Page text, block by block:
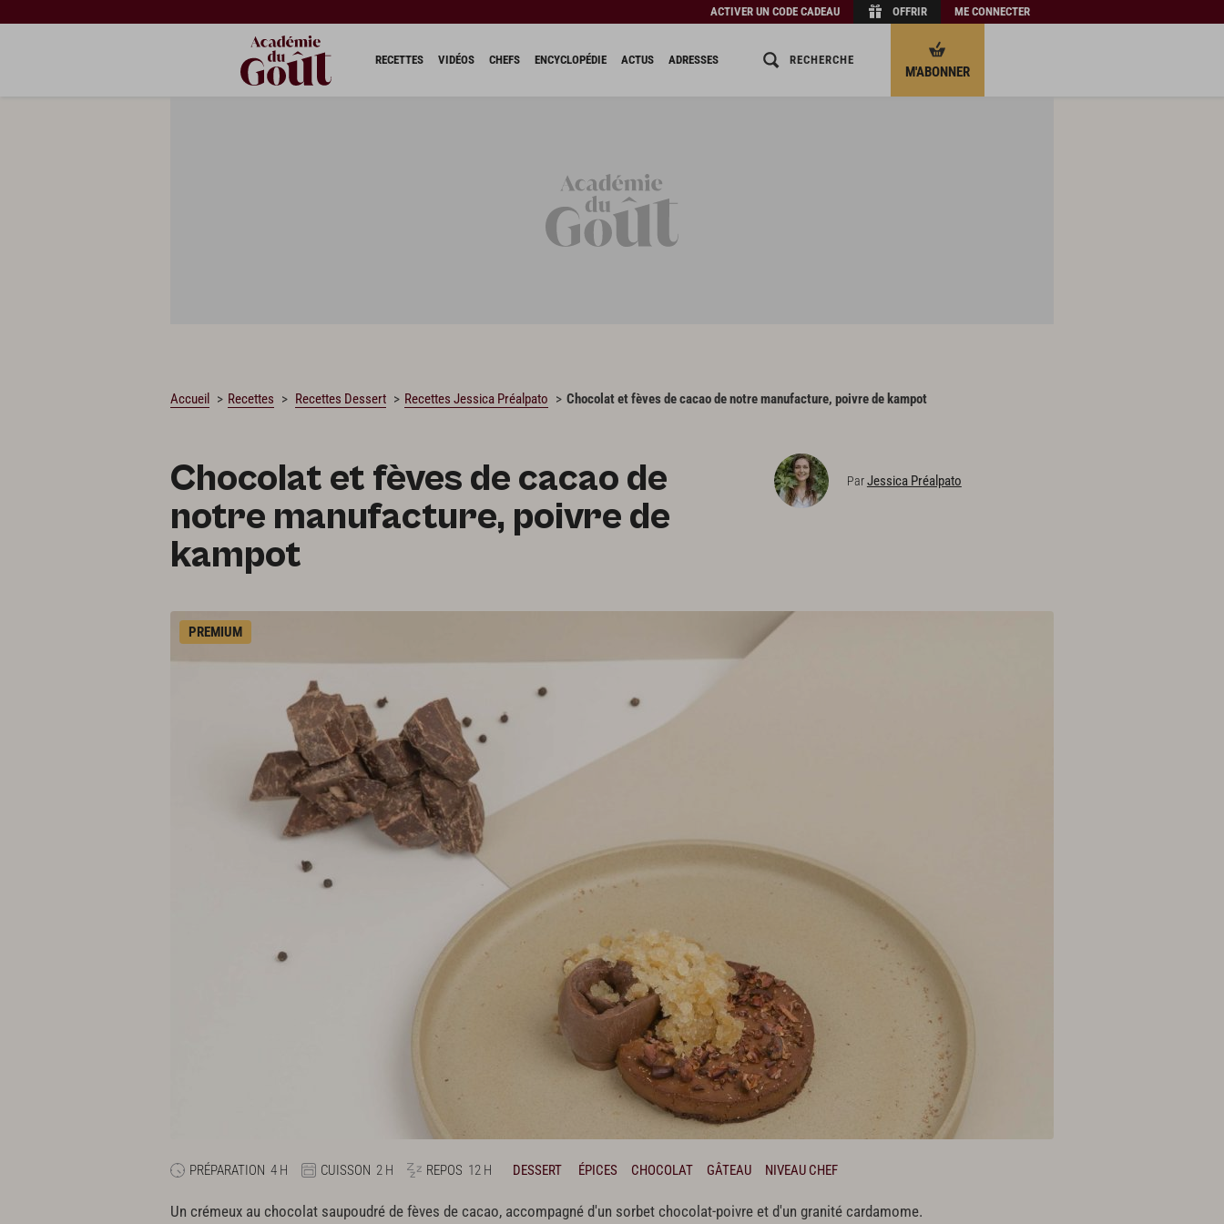
ACTIVER UN CODE CADEAU OFFRIR ME CONNECTER
RECETTES VIDÉOS CHEFS ENCYCLOPÉDIE ACTUS ADRESSES RECHERCHE
M'ABONNER
Accueil Recettes Recettes Dessert Recettes Jessica Préalpato Chocolat et fèves de cacao de notre manufacture, poivre de kampot
Chocolat et fèves de cacao de
notre manufacture, poivre de
kampot
ParJessica Préalpato
PREMIUM
PRÉPARATION 4 H CUISSON 2 H REPOS 12 H DESSERT ÉPICES CHOCOLAT GÂTEAU NIVEAU CHEF
Un crémeux au chocolat saupoudré de fèves de cacao, accompagné d'un sorbet chocolat-poivre et d'un granité cardamome.
CHARGEMENT…